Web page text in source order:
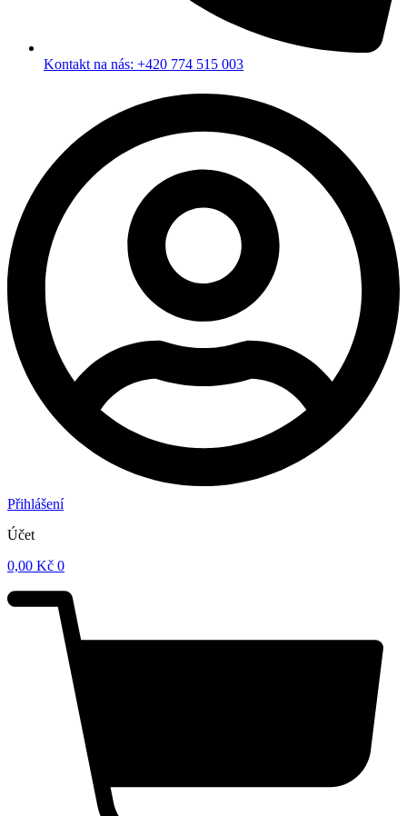
Kontakt na nás: +420 774 515 003
Přihlášení
Účet
0,00 Kč 0